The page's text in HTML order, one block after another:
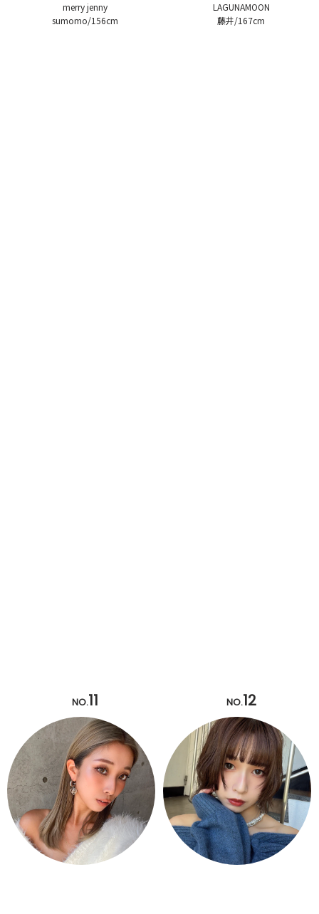
merry jenny
sumomo/156cm
LAGUNAMOON
藤井/167cm
NO.11 NO.12